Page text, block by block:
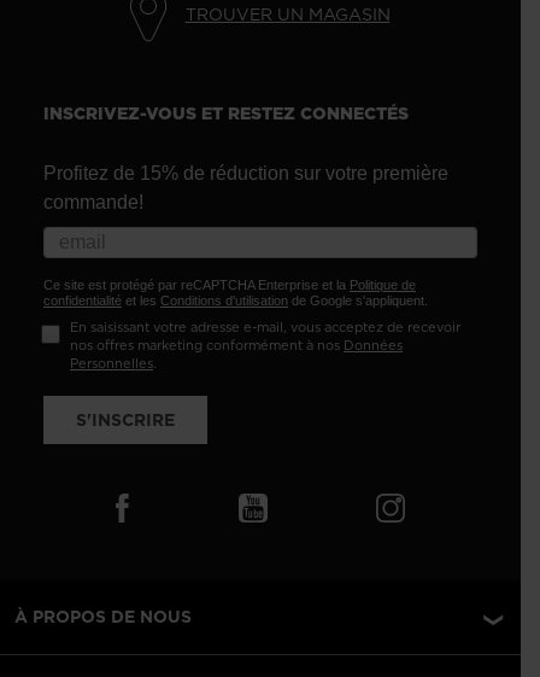
TROUVER UN MAGASIN
INSCRIVEZ-VOUS ET RESTEZ CONNECTÉS
Profitez de 15% de réduction sur votre première
commande!
Ce site est protégé par reCAPTCHA Enterprise et la Politique de
confidentialité et les Conditions d'utilisation de Google s'appliquent.
En saisissant votre adresse e-mail, vous acceptez de recevoir
nos offres marketing conformément à nos Données
Personnelles.
S'INSCRIRE
À PROPOS DE NOUS